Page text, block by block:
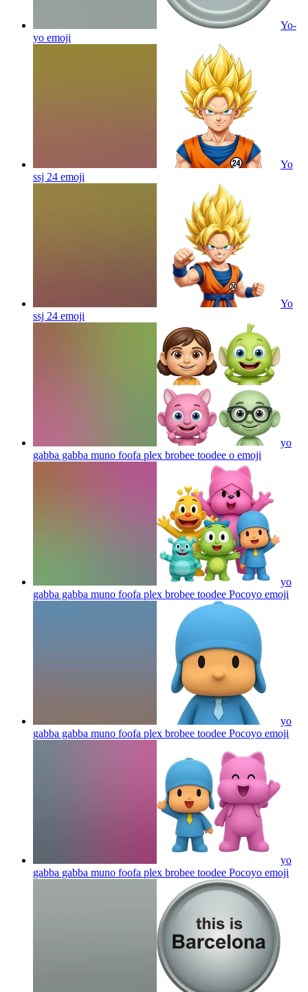
Yo-
yo emoji
Yo
ssj 24 emoji
Yo
ssj 24 emoji
yo
gabba gabba muno foofa plex brobee toodee o emoji
yo
gabba gabba muno foofa plex brobee toodee Pocoyo emoji
yo
gabba gabba muno foofa plex brobee toodee Pocoyo emoji
yo
gabba gabba muno foofa plex brobee toodee Pocoyo emoji